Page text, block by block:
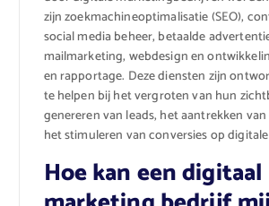
zijn zoekmachineoptimalisatie (SEO),
social media beheer, betaalde
mailmarketing, webdesign en
en rapportage. Deze diensten zijn
te helpen bij het vergroten van hun
genereren van leads, het aantrekken
het stimuleren van conversies op
Hoe kan een digitaal